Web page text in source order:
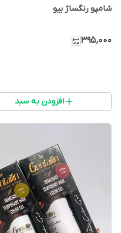
شامپو رنگساژ بیو
۳۹۵٬۰۰۰
افزودن به سبد